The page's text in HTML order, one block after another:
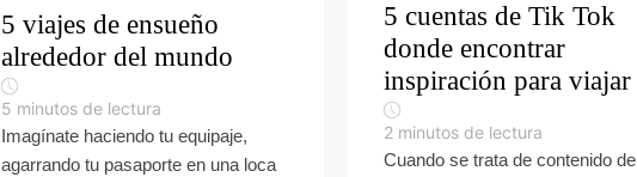
5 viajes de ensueño
alrededor del mundo
5 minutos de lectura
Imagínate haciendo tu equipaje,
agarrando tu pasaporte en una loca
5 cuentas de Tik Tok
donde encontrar
inspiración para viajar
2 minutos de lectura
Cuando se trata de contenido de